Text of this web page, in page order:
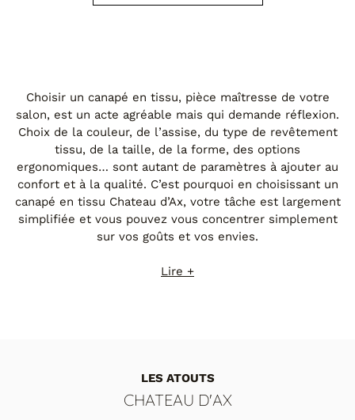
Choisir un canapé en tissu, pièce maîtresse de votre
salon, est un acte agréable mais qui demande réflexion.
Choix de la couleur, de l’assise, du type de revêtement
tissu, de la taille, de la forme, des options
ergonomiques… sont autant de paramètres à ajouter au
confort et à la qualité. C’est pourquoi en choisissant un
canapé en tissu Chateau d’Ax, votre tâche est largement
simplifiée et vous pouvez vous concentrer simplement
sur vos goûts et vos envies.
Lire +
LES ATOUTS
CHATEAU D'AX